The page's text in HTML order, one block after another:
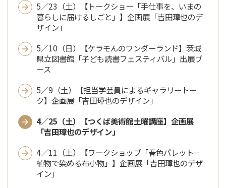
5／23（土）【トークショー「手仕事を、いまの
暮らしに届けるしごと」】企画展「吉田璋也のデ
ザイン」
5／10（日）【ケラモんのワンダーランド】茨城
県立図書館「子ども読書フェスティバル」出展ブ
ース
5／9（土）【担当学芸員によるギャラリートー
ク】企画展「吉田璋也のデザイン」
4／25（土）【つくば美術館土曜講座】企画展
「吉田璋也のデザイン」
4／11（土）【ワークショップ「春色パレット－
植物で染める布小物」】企画展「吉田璋也のデザ
イン」